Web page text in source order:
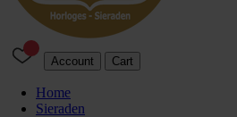
Account Cart
Home
Sieraden